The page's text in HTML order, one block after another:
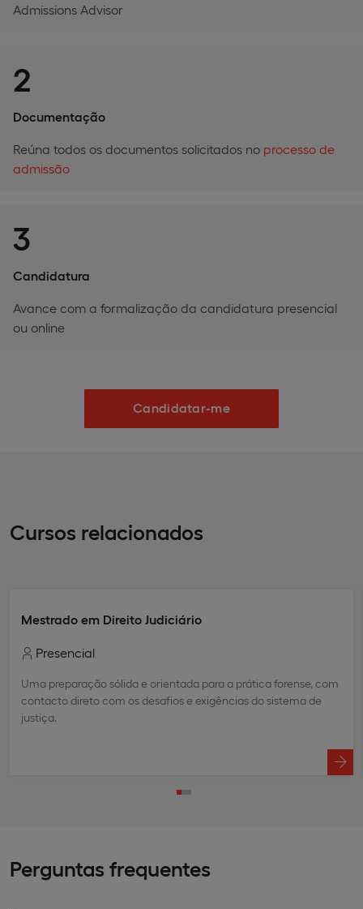
Admissions Advisor
2
Documentação
Reúna todos os documentos solicitados no processo de
admissão
3
Candidatura
Avance com a formalização da candidatura presencial
ou online
Candidatar-me
Cursos relacionados
Mestrado em Direito Judiciário
Presencial
Uma preparação sólida e orientada para a prática forense, com
contacto direto com os desafios e exigências do sistema de
justiça.
Perguntas frequentes